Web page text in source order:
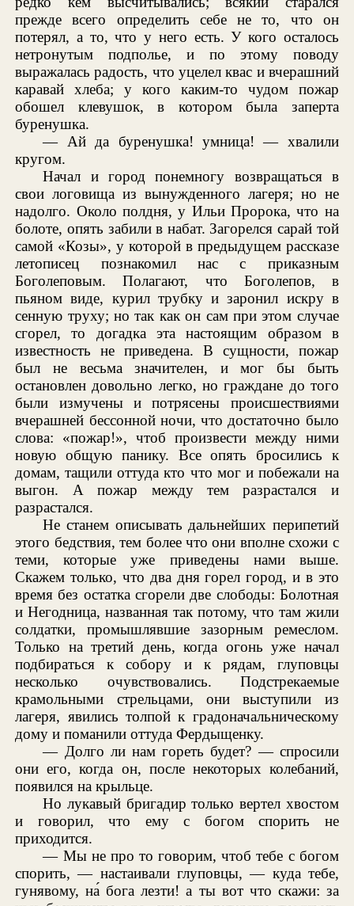
прежде всего определить себе не то, что он
потерял, а то, что у него есть. У кого осталось
нетронутым подполье, и по этому поводу
выражалась радость, что уцелел квас и вчерашний
каравай хлеба; у кого каким-то чудом пожар
обошел клевушок, в котором была заперта
буренушка.
— Ай да буренушка! умница! — хвалили
кругом.
Начал и город понемногу возвращаться в
свои логовища из вынужденного лагеря; но не
надолго. Около полдня, у Ильи Пророка, что на
болоте, опять забили в набат. Загорелся сарай той
самой «Козы», у которой в предыдущем рассказе
летописец познакомил нас с приказным
Боголеповым. Полагают, что Боголепов, в
пьяном виде, курил трубку и заронил искру в
сенную труху; но так как он сам при этом случае
сгорел, то догадка эта настоящим образом в
известность не приведена. В сущности, пожар
был не весьма значителен, и мог бы быть
остановлен довольно легко, но граждане до того
были измучены и потрясены происшествиями
вчерашней бессонной ночи, что достаточно было
слова: «пожар!», чтоб произвести между ними
новую общую панику. Все опять бросились к
домам, тащили оттуда кто что мог и побежали на
выгон. А пожар между тем разрастался и
разрастался.
Не станем описывать дальнейших перипетий
этого бедствия, тем более что они вполне схожи с
теми, которые уже приведены нами выше.
Скажем только, что два дня горел город, и в это
время без остатка сгорели две слободы: Болотная
и Негодница, названная так потому, что там жили
солдатки, промышлявшие зазорным ремеслом.
Только на третий день, когда огонь уже начал
подбираться к собору и к рядам, глуповцы
несколько очувствовались. Подстрекаемые
крамольными стрельцами, они выступили из
лагеря, явились толпой к градоначальническому
дому и поманили оттуда Фердыщенку.
— Долго ли нам гореть будет? — спросили
они его, когда он, после некоторых колебаний,
появился на крыльце.
Но лукавый бригадир только вертел хвостом
и говорил, что ему с богом спорить не
приходится.
— Мы не про то говорим, чтоб тебе с богом
спорить, — настаивали глуповцы, — куда тебе,
гунявому, на́ бога лезти! а ты вот что скажи: за